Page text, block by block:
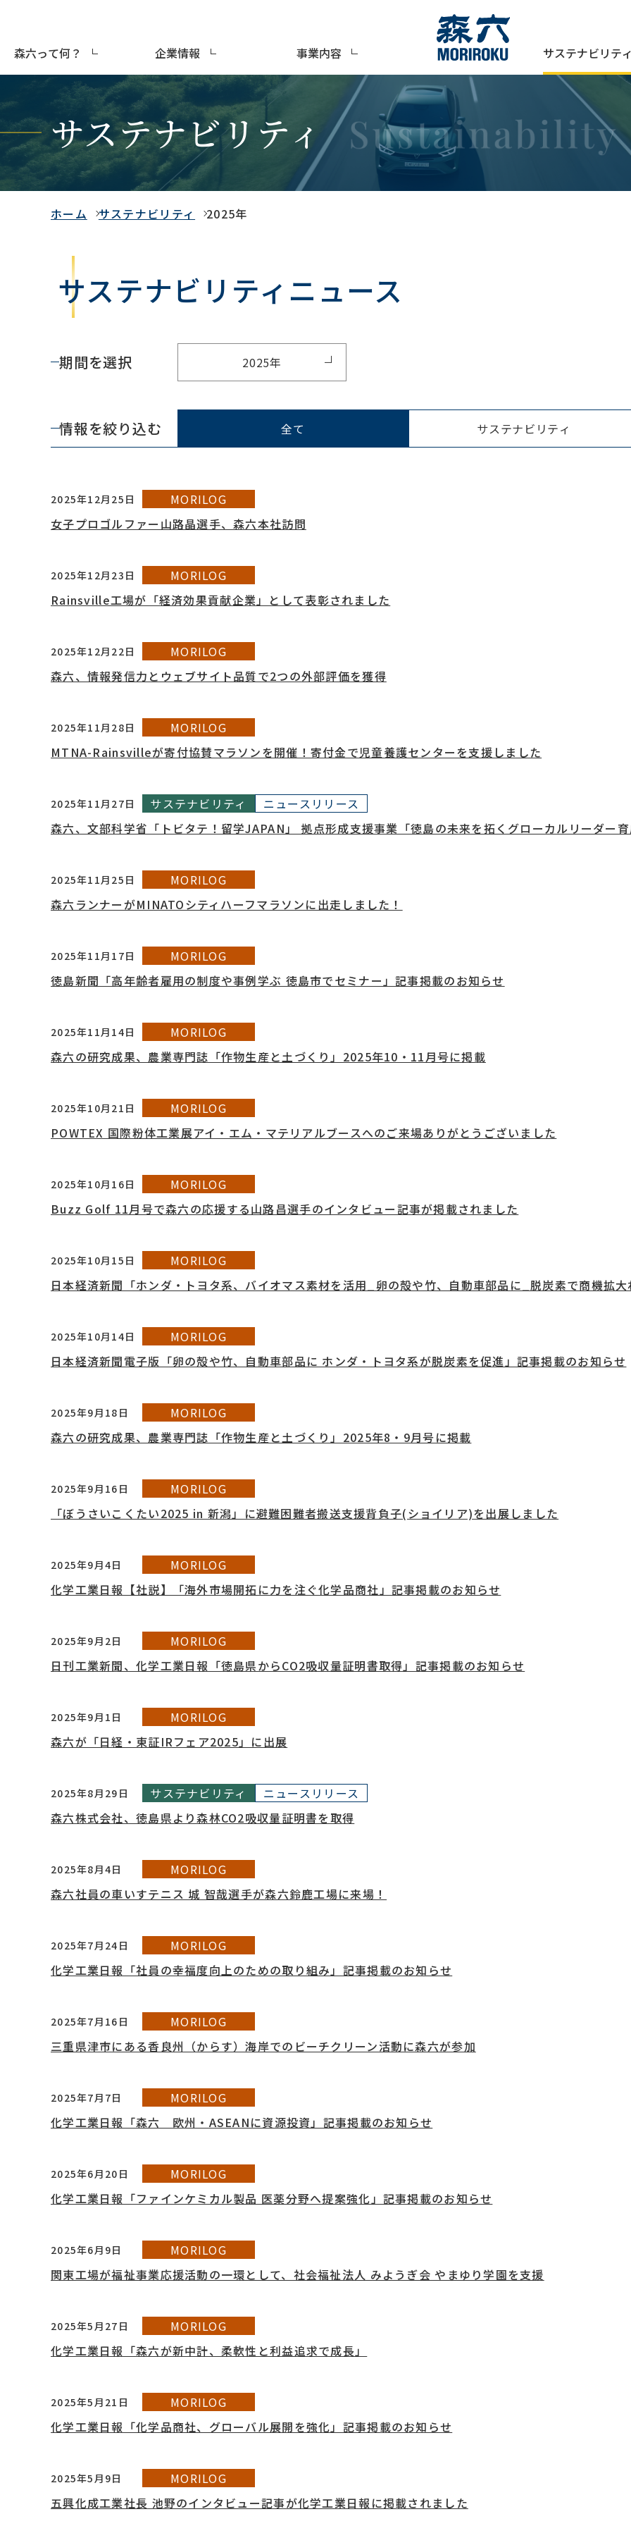
森六って何？ 企業情報 事業内容 サステナビリティ
サステナビリティ
ホーム サステナビリティ 2025年
サステナビリティニュース
期間を選択 2025年
情報を絞り込む 全て サステナビリティ
2025年12月25日
MORILOG
女子プロゴルファー山路晶選手、森六本社訪問
2025年12月23日
MORILOG
Rainsville工場が「経済効果貢献企業」として表彰されました
2025年12月22日
MORILOG
森六、情報発信力とウェブサイト品質で2つの外部評価を獲得
2025年11月28日
MORILOG
MTNA-Rainsvilleが寄付協賛マラソンを開催！寄付金で児童養護センターを支援しました
2025年11月27日 サステナビリティ
ニュースリリース
森六、文部科学省「トビタテ！留学JAPAN」 拠点形成支援事業「徳島の未来を拓くグローカルリーダー
2025年11月25日
MORILOG
森六ランナーがMINATOシティハーフマラソンに出走しました！
2025年11月17日
MORILOG
徳島新聞「高年齢者雇用の制度や事例学ぶ 徳島市でセミナー」記事掲載のお知らせ
2025年11月14日
MORILOG
森六の研究成果、農業専門誌「作物生産と土づくり」2025年10・11月号に掲載
2025年10月21日
MORILOG
POWTEX 国際粉体工業展アイ・エム・マテリアルブースへのご来場ありがとうございました
2025年10月16日
MORILOG
Buzz Golf 11月号で森六の応援する山路昌選手のインタビュー記事が掲載されました
2025年10月15日
MORILOG
日本経済新聞「ホンダ・トヨタ系、バイオマス素材を活用_卵の殻や竹、自動車部品に_脱炭素で商機拡
2025年10月14日
MORILOG
日本経済新聞電子版「卵の殻や竹、自動車部品に ホンダ・トヨタ系が脱炭素を促進」記事掲載のお知らせ
2025年9月18日
MORILOG
森六の研究成果、農業専門誌「作物生産と土づくり」2025年8・9月号に掲載
2025年9月16日
MORILOG
「ぼうさいこくたい2025 in 新潟」に避難困難者搬送支援背負子(ショイリア)を出展しました
2025年9月4日
MORILOG
化学工業日報【社説】「海外市場開拓に力を注ぐ化学品商社」記事掲載のお知らせ
2025年9月2日
MORILOG
日刊工業新聞、化学工業日報「徳島県からCO2吸収量証明書取得」記事掲載のお知らせ
2025年9月1日
MORILOG
森六が「日経・東証IRフェア2025」に出展
2025年8月29日 サステナビリティ
ニュースリリース
森六株式会社、徳島県より森林CO2吸収量証明書を取得
2025年8月4日
MORILOG
森六社員の車いすテニス 城 智哉選手が森六鈴鹿工場に来場！
2025年7月24日
MORILOG
化学工業日報「社員の幸福度向上のための取り組み」記事掲載のお知らせ
2025年7月16日
MORILOG
三重県津市にある香良州（からす）海岸でのビーチクリーン活動に森六が参加
2025年7月7日
MORILOG
化学工業日報「森六 欧州・ASEANに資源投資」記事掲載のお知らせ
2025年6月20日
MORILOG
化学工業日報「ファインケミカル製品 医薬分野へ提案強化」記事掲載のお知らせ
2025年6月9日
MORILOG
関東工場が福祉事業応援活動の一環として、社会福祉法人 みようぎ会 やまゆり学園を支援
2025年5月27日
MORILOG
化学工業日報「森六が新中計、柔軟性と利益追求で成長」
2025年5月21日
MORILOG
化学工業日報「化学品商社、グローバル展開を強化」記事掲載のお知らせ
2025年5月9日
MORILOG
五興化成工業社長 池野のインタビュー記事が化学工業日報に掲載されました